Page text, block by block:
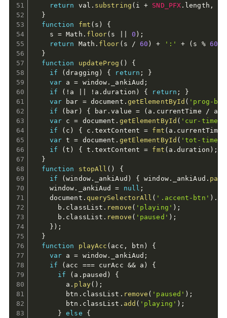
return val . substring ( i + SND_PFX . length ,
}
function
fmt ( s )
{
    s
= Math . floor( s 0 ) ;
return Math . floor ( s / 60 ) + ':' + ( s % 60
}
function
updateProg ( )
{
if
(dragging ) { return ;
}
var a = window . _ankiAud ;
if
( ! a ! a .duration ) { return ;
}
var bar = document . getElementById ( 'prog-
if
( bar ) { bar .value = ( a . currentTime / a
var c = document . getElementById ( 'cur-time'
if
( c ) { c . textContent = fmt ( a . currentTime
var t = document . getElementById ( 'tot-time'
if
(t ) { t . textContent = fmt ( a .duration ) ;
}
function
stopAll ( )
{
if
(window. _ankiAud ) { window. _ankiAud .
    window
. _ankiAud = null ;
    document
. querySelectorAll ( '.accent-btn' ) .
      b
. classList . remove ( 'playing' ) ;
      b
. classList . remove ( 'paused' ) ;
} ) ;
}
function
playAcc ( acc , btn )
{
var a = window . _ankiAud ;
if
( acc === curAcc && a )
{
if
( a . paused )
{
        a
. play( ) ;
        btn
. classList . remove ( 'paused' ) ;
        btn
. classList . add ( 'playing' ) ;
}
else {